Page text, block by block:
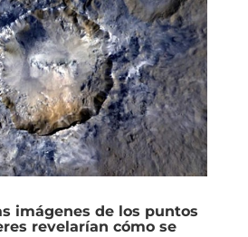
imágenes de los puntos
revelarían cómo se